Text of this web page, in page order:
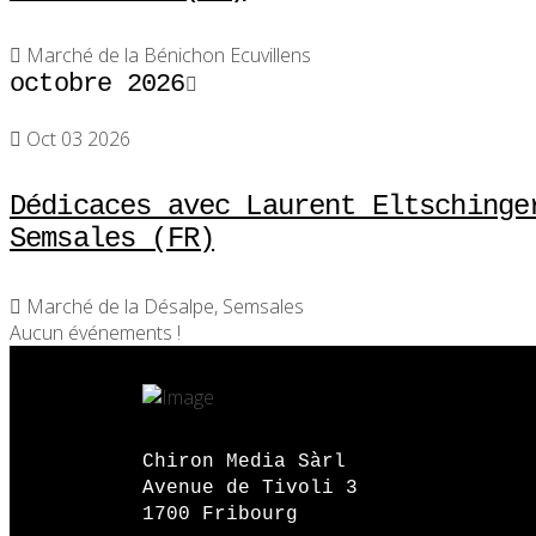
Marché de la Bénichon Ecuvillens
octobre 2026
Oct 03 2026
Dédicaces avec Laurent
Semsales (FR)
Marché de la Désalpe, Semsales
Aucun événements !
Chiron Media Sàrl
Avenue de Tivoli 3
1700 Fribourg